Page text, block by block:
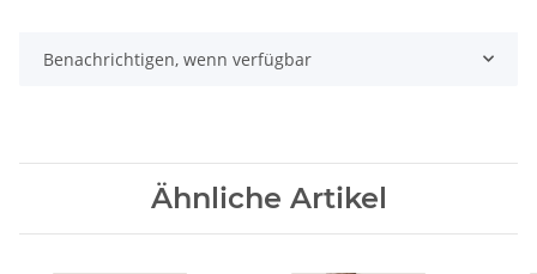
Benachrichtigen, wenn verfügbar
Ähnliche Artikel